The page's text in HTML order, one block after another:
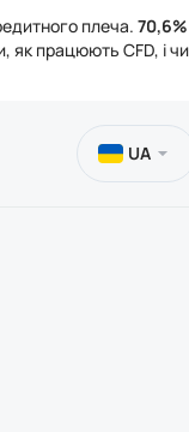
плеча.
як працюють CFD, і
VPS
5 для
про торгівлю
інформація
UA